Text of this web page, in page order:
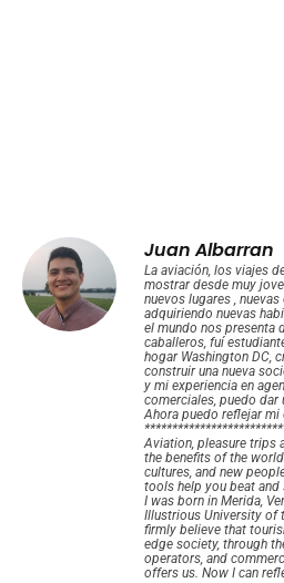
Juan Albarran
La aviación, los viajes
mostrar desde muy
nuevos lugares ,
adquiriendo nuevas
el mundo nos presenta
caballeros, fuí
hogar Washington DC,
construir una nueva
y mi experiencia en
comerciales, puedo dar
Ahora puedo reflejar mi
Aviation, pleasure trips
the benefits of the
cultures, and new
tools help you beat and
I was born in Merida,
Illustrious University of
firmly believe that
edge society, through
operators, and
offers us. Now I can